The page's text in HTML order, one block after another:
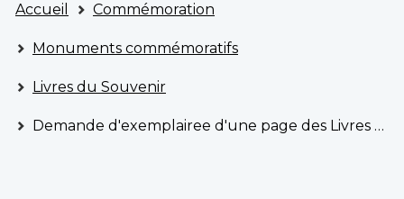
Dossier
ACC
êtes
ici
Accueil Commémoration
Monuments commémoratifs
Livres du Souvenir
Demande d'exemplairee d'une page des Livres du Souvenir